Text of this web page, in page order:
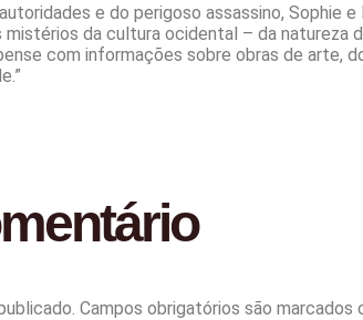
e do perigoso assassino, Sophie
da cultura ocidental – da natureza
com informações sobre obras de arte,
Campos obrigatórios são marcados